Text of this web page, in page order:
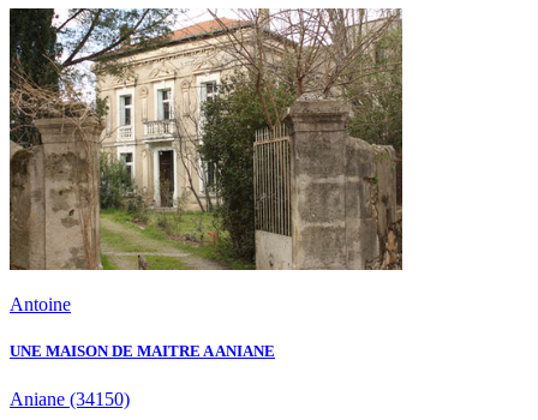
Antoine
UNE MAISON DE MAITRE A ANIANE
Aniane (34150)